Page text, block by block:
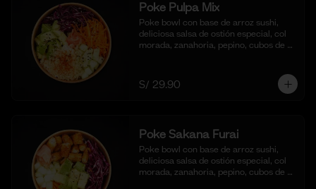
Poke Pulpa Mix
Poke bowl con base de arroz sushi,
deliciosa salsa de ostión especial, col
morada, zanahoria, pepino, cubos de
S/ 29.90
Poke Sakana Furai
Poke bowl con base de arroz sushi,
deliciosa salsa de ostión especial, col
morada, zanahoria, pepino, cubos de